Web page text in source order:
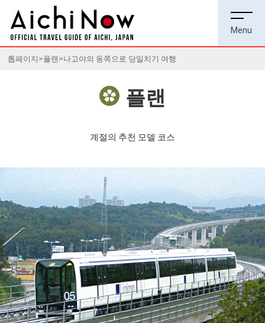
톱페이지 플랜 나고야의 동쪽으로 당일치기 여행
플랜
계절의 추천 모델 코스